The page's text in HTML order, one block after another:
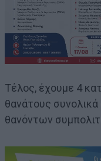
Τέλος, έχουμε 4
θανάτους
θανόντων